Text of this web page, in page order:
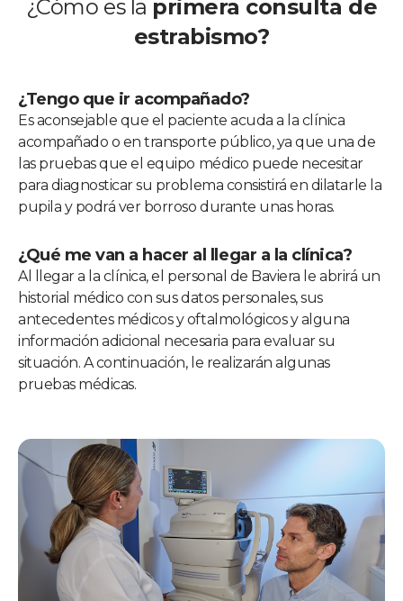
¿Cómo es la primera consulta de
estrabismo?
¿Tengo que ir acompañado?
Es aconsejable que el paciente acuda a la clínica
acompañado o en transporte público, ya que una de
las pruebas que el equipo médico puede necesitar
para diagnosticar su problema consistirá en dilatarle la
pupila y podrá ver borroso durante unas horas.
¿Qué me van a hacer al llegar a la clínica?
Al llegar a la clínica, el personal de Baviera le abrirá un
historial médico con sus datos personales, sus
antecedentes médicos y oftalmológicos y alguna
información adicional necesaria para evaluar su
situación. A continuación, le realizarán algunas
pruebas médicas.